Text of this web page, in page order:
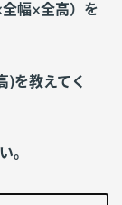
全幅×全高）を
)を教えてく
。